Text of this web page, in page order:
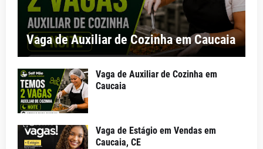
Vaga de Auxiliar de Cozinha em Caucaia
Vaga de Auxiliar de Cozinha em
Caucaia
Vaga de Estágio em Vendas em
Caucaia, CE